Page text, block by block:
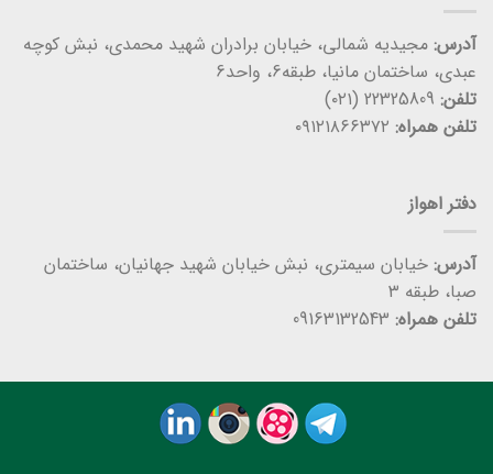
آدرس: مجیدیه شمالی، خیابان برادران شهید محمدی، نبش کوچه
عبدی، ساختمان مانیا، طبقه6، واحد6
تلفن:
تلفن همراه:
دفتر اهواز
آدرس: خیابان سیمتری، نبش خیابان شهید جهانیان، ساختمان
صبا، طبقه ۳
تلفن همراه: